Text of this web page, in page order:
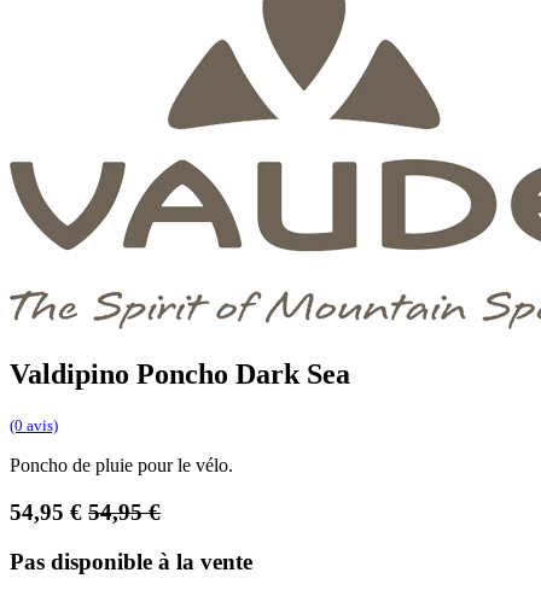
Valdipino Poncho Dark Sea
(0 avis)
Poncho de pluie pour le vélo.
54,95 € 54,95€
Pas disponible à la vente